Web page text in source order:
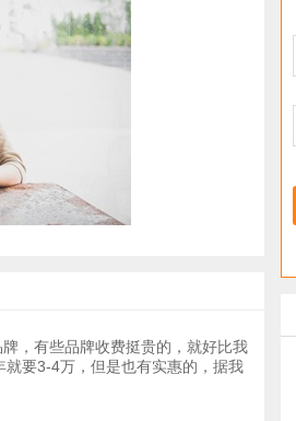
，有些品牌收费挺贵的，就好比我
要3-4万，但是也有实惠的，据我